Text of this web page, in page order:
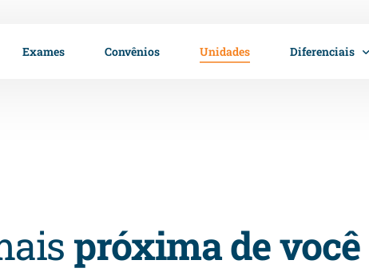
Exames Convênios Unidades Diferenciais
próxima de você